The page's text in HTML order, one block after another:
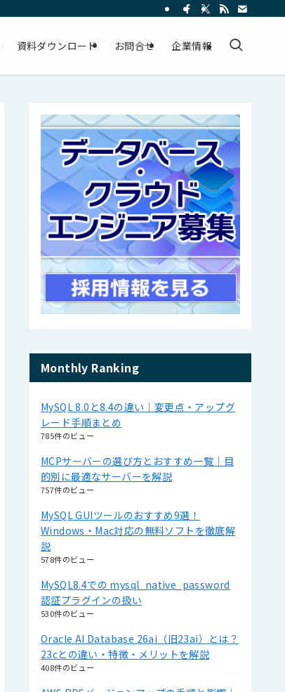
資料ダウンロード お問合せ 企業情報
Monthly Ranking
MySQL 8.0と8.4の違い｜変更点・アップグ
レード手順まとめ
785件のビュー
MCPサーバーの選び方とおすすめ一覧｜目
的別に最適なサーバーを解説
757件のビュー
MySQL GUIツールのおすすめ9選！
Windows・Mac対応の無料ソフトを徹底解
説
578件のビュー
MySQL8.4での mysql_native_password
認証プラグインの扱い
530件のビュー
Oracle AI Database 26ai（旧23ai）とは？
23cとの違い・特徴・メリットを解説
408件のビュー